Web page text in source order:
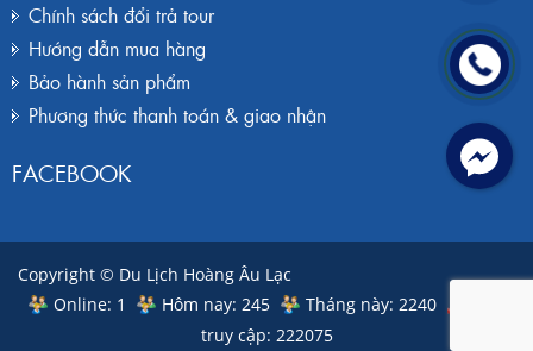
Chính sách đổi trả tour
Hướng dẫn mua hàng
Bảo hành sản phẩm
Phương thức thanh toán & giao nhận
FACEBOOK
Copyright © Du Lịch Hoàng Âu Lạc
Online: 1
Hôm nay: 245 Tháng này: 2240
truy cập: 222075